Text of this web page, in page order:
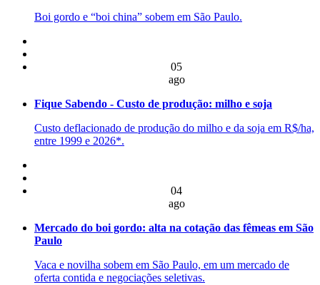
Boi gordo e “boi china” sobem em São Paulo.
05
ago
Fique Sabendo - Custo de produção: milho e soja
Custo deflacionado de produção do milho e da soja em R$/ha,
entre 1999 e 2026*.
04
ago
Mercado do boi gordo: alta na cotação das fêmeas em São
Paulo
Vaca e novilha sobem em São Paulo, em um mercado de
oferta contida e negociações seletivas.